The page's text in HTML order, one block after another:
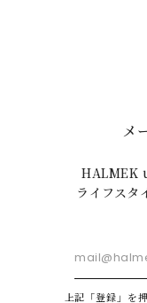
メ
HALMEK
ライフスタ
上記「登録」を